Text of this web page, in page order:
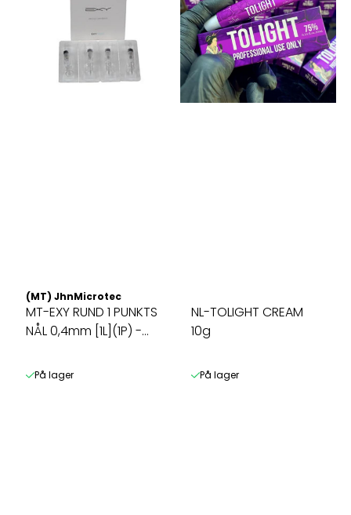
(MT) JhnMicrotec
MT-EXY RUND 1 PUNKTS
NÅL 0,4mm [1L](1P) -
På lager
NL-TOLIGHT CREAM
10g
På lager